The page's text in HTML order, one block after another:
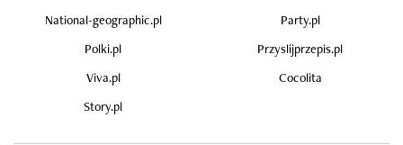
National-geographic.pl
Party.pl
Polki.pl
Przyslijprzepis.pl
Viva.pl
Cocolita
Story.pl